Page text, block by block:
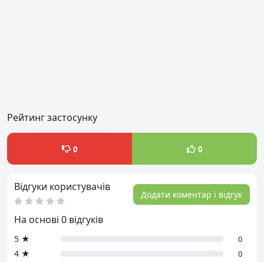
Рейтинг застосунку
0 0
Додати коментар і відгук
Відгуки користувачів
На основі 0 відгуків
5 ★ 0
4 ★ 0